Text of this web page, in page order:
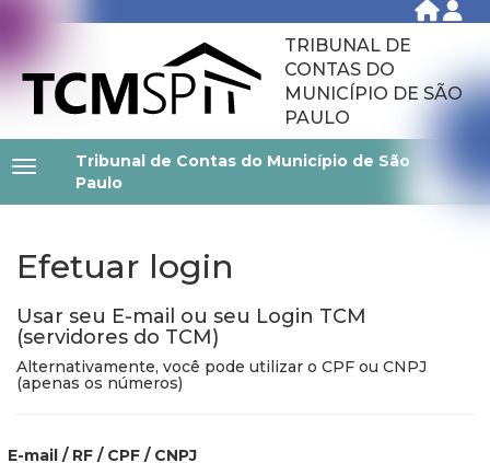
TRIBUNAL DE
CONTAS DO
MUNICÍPIO DE SÃO
PAULO
Tribunal de Contas do Município de São
Paulo
Efetuar login
Usar seu E-mail ou seu Login TCM
(servidores do TCM)
Alternativamente, você pode utilizar o CPF ou CNPJ
(apenas os números)
E-mail / RF / CPF / CNPJ